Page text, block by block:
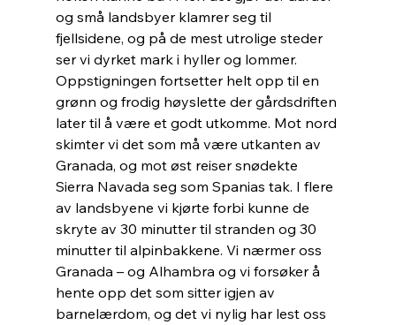
og små landsbyer klamrer seg til
fjellsidene, og på de mest utrolige steder
ser vi dyrket mark i hyller og lommer.
Oppstigningen fortsetter helt opp til en
grønn og frodig høyslette der gårdsdriften
later til å være et godt utkomme. Mot nord
skimter vi det som må være utkanten av
Granada, og mot øst reiser snødekte
Sierra Navada seg som Spanias tak. I flere
av landsbyene vi kjørte forbi kunne de
skryte av 30 minutter til stranden og 30
minutter til alpinbakkene. Vi nærmer oss
Granada – og Alhambra og vi forsøker å
hente opp det som sitter igjen av
barnelærdom, og det vi nylig har lest oss